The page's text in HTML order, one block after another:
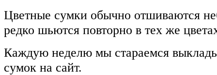
Цветные сумки обычно отшиваются
редко шьются повторно в тех же
Каждую неделю мы стараемся
сумок на сайт.